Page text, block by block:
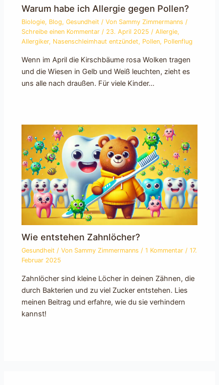
Warum habe ich Allergie gegen Pollen?
Biologie, Blog,Gesundheit / Von Sammy Zimmermanns/
Schreibe einen Kommentar / 23. April 2025/Allergie,
Allergiker, Nasenschleimhaut entzündet, Pollen, Pollenflug
Wenn im April die Kirschbäume rosa Wolken tragen
und die Wiesen in Gelb und Weiß leuchten, zieht es
uns alle nach draußen. Für viele Kinder…
Wie entstehen Zahnlöcher?
Gesundheit / Von Sammy Zimmermanns/1 Kommentar /17.
Februar 2025
Zahnlöcher sind kleine Löcher in deinen Zähnen, die
durch Bakterien und zu viel Zucker entstehen. Lies
meinen Beitrag und erfahre, wie du sie verhindern
kannst!